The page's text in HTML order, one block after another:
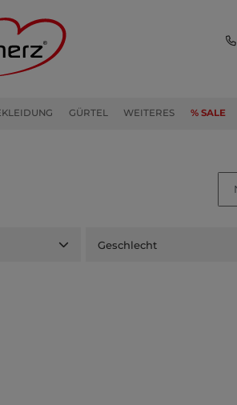
GÜRTEL WEITERES % SALE
Geschlecht